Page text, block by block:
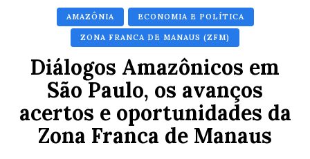
AMAZÔNIA ECONOMIA E POLÍTICA
ZONA FRANCA DE MANAUS (ZFM)
Diálogos Amazônicos em
São Paulo, os avanços
acertos e oportunidades da
Zona Franca de Manaus